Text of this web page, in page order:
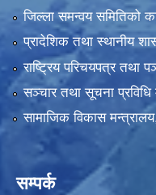
जिल्ला समन्वय समितिको
प्रादेशिक तथा स्थानीय
राष्ट्रिय परिचयपत्र तथा
सञ्‍चार तथा सूचना प्रविधि
सामाजिक विकास
सम्पर्क